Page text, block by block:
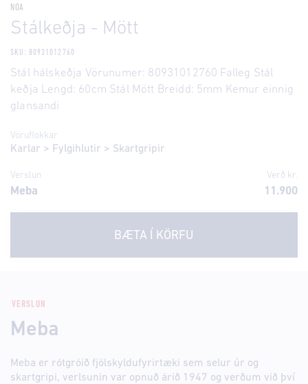
NOA
Stálkeðja - Mött
SKU: 80931012760
Stál hálskeðja Vörunumer: 80931012760 Falleg Stál
keðja Lengd: 60cm Stál Mött Breidd: 5mm Kemur einnig
glansandi
Vöruflokkar
Karlar > Fylgihlutir > Skartgripir
Verslun Verð kr.
Meba 11.900
BÆTA Í KÖRFU
VERSLUN
Meba
Meba er rótgróið fjölskyldufyrirtæki sem selur úr og
skartgripi, verlsunin var opnuð árið 1947 og verðum við því